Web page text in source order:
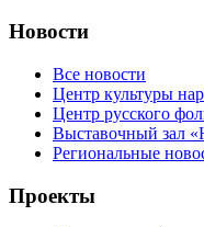
Новости
Все новости
Центр культуры
Центр русского
Выставочный зал
Региональные
Проекты